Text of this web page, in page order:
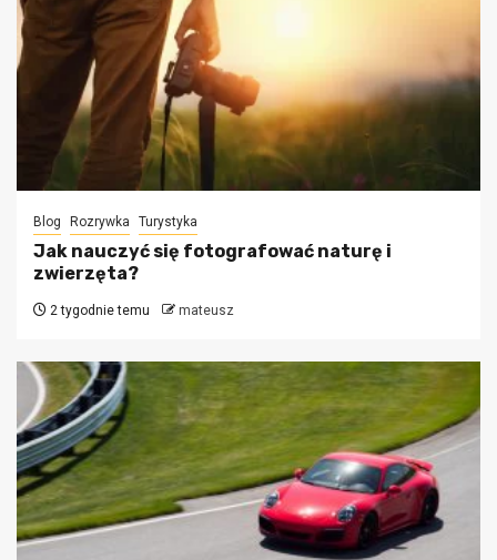
Blog Rozrywka Turystyka
Jak nauczyć się fotografować naturę i
zwierzęta?
2 tygodnie temu mateusz